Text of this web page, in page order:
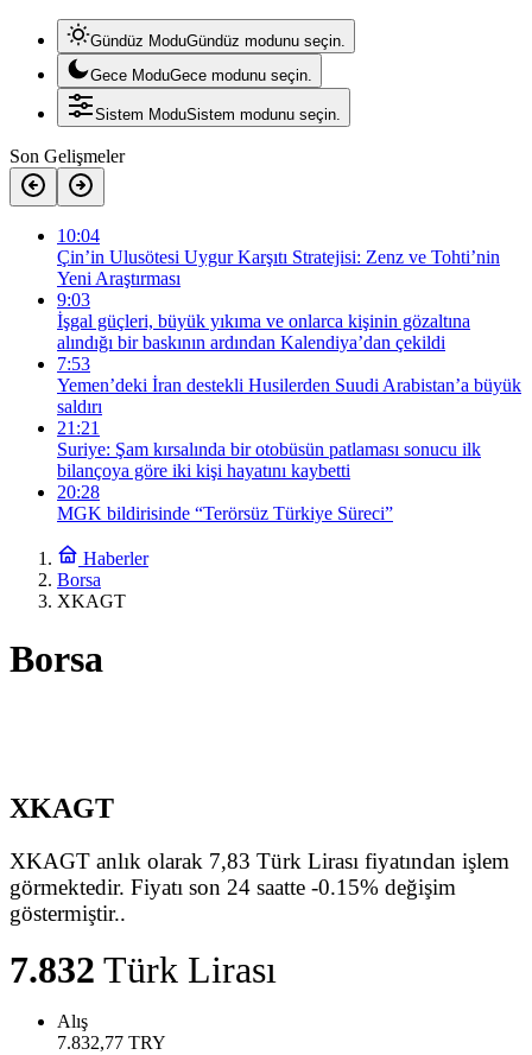
Gündüz ModuGündüz modunu seçin.
Gece ModuGece modunu seçin.
Sistem ModuSistem modunu seçin.
Son Gelişmeler
10:04
Çin’in Ulusötesi Uygur Karşıtı Stratejisi: Zenz ve Tohti’nin
Yeni Araştırması
9:03
İşgal güçleri, büyük yıkıma ve onlarca kişinin gözaltına
alındığı bir baskının ardından Kalendiya’dan çekildi
7:53
Yemen’deki İran destekli Husilerden Suudi Arabistan’a büyük
saldırı
21:21
Suriye: Şam kırsalında bir otobüsün patlaması sonucu ilk
bilançoya göre iki kişi hayatını kaybetti
20:28
MGK bildirisinde “Terörsüz Türkiye Süreci”
Haberler
Borsa
XKAGT
Borsa
XKAGT
XKAGT anlık olarak 7,83 Türk Lirası fiyatından işlem
görmektedir. Fiyatı son 24 saatte -0.15% değişim
göstermiştir..
7.832 Türk Lirası
Alış
7.832,77 TRY